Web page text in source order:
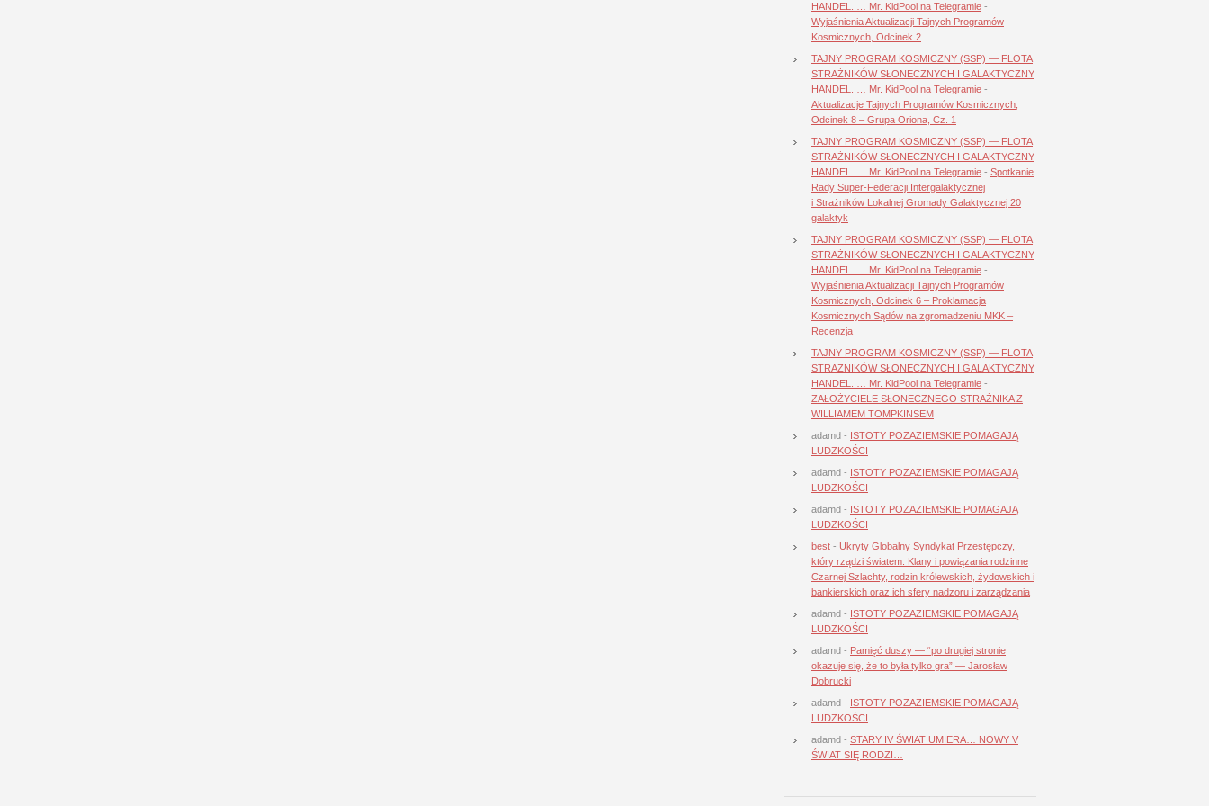
HANDEL. … Mr. KidPool na Telegramie -
Wyjaśnienia Aktualizacji Tajnych Programów
Kosmicznych, Odcinek 2
TAJNY PROGRAM KOSMICZNY (SSP) — FLOTA
STRAŻNIKÓW SŁONECZNYCH I GALAKTYCZNY
HANDEL. … Mr. KidPool na Telegramie -
Aktualizacje Tajnych Programów Kosmicznych,
Odcinek 8 – Grupa Oriona, Cz. 1
TAJNY PROGRAM KOSMICZNY (SSP) — FLOTA
STRAŻNIKÓW SŁONECZNYCH I GALAKTYCZNY
HANDEL. … Mr. KidPool na Telegramie - Spotkanie
Rady Super-Federacji Intergalaktycznej
i Strażników Lokalnej Gromady Galaktycznej 20
galaktyk
TAJNY PROGRAM KOSMICZNY (SSP) — FLOTA
STRAŻNIKÓW SŁONECZNYCH I GALAKTYCZNY
HANDEL. … Mr. KidPool na Telegramie -
Wyjaśnienia Aktualizacji Tajnych Programów
Kosmicznych, Odcinek 6 – Proklamacja
Kosmicznych Sądów na zgromadzeniu MKK –
Recenzja
TAJNY PROGRAM KOSMICZNY (SSP) — FLOTA
STRAŻNIKÓW SŁONECZNYCH I GALAKTYCZNY
HANDEL. … Mr. KidPool na Telegramie -
ZAŁOŻYCIELE SŁONECZNEGO STRAŻNIKA Z
WILLIAMEM TOMPKINSEM
adamd - ISTOTY POZAZIEMSKIE POMAGAJĄ
LUDZKOŚCI
adamd - ISTOTY POZAZIEMSKIE POMAGAJĄ
LUDZKOŚCI
adamd - ISTOTY POZAZIEMSKIE POMAGAJĄ
LUDZKOŚCI
best - Ukryty Globalny Syndykat Przestępczy,
który rządzi światem: Klany i powiązania rodzinne
Czarnej Szlachty, rodzin królewskich, żydowskich i
bankierskich oraz ich sfery nadzoru i zarządzania
adamd - ISTOTY POZAZIEMSKIE POMAGAJĄ
LUDZKOŚCI
adamd - Pamięć duszy — “po drugiej stronie
okazuje się, że to była tylko gra” — Jarosław
Dobrucki
adamd - ISTOTY POZAZIEMSKIE POMAGAJĄ
LUDZKOŚCI
adamd - STARY IV ŚWIAT UMIERA… NOWY V
ŚWIAT SIĘ RODZI…